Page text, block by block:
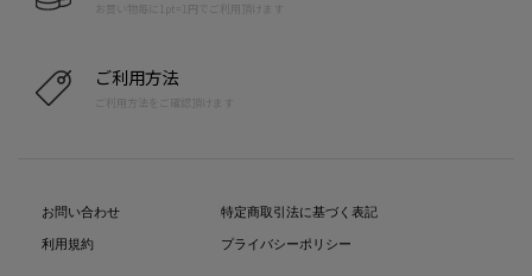
お買い物毎に1pt=1円でご利用頂けます
ご利用方法
ご利用方法をご確認頂けます
お問い合わせ
利用規約
特定商取引法に基づく表記
プライバシーポリシー